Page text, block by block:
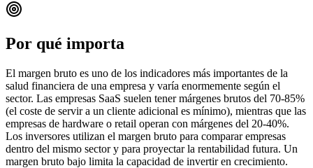
Por qué importa
El margen bruto es uno de los indicadores más importantes de la
salud financiera de una empresa y varía enormemente según el
sector. Las empresas SaaS suelen tener márgenes brutos del 70-85%
(el coste de servir a un cliente adicional es mínimo), mientras que las
empresas de hardware o retail operan con márgenes del 20-40%.
Los inversores utilizan el margen bruto para comparar empresas
dentro del mismo sector y para proyectar la rentabilidad futura. Un
margen bruto bajo limita la capacidad de invertir en crecimiento.